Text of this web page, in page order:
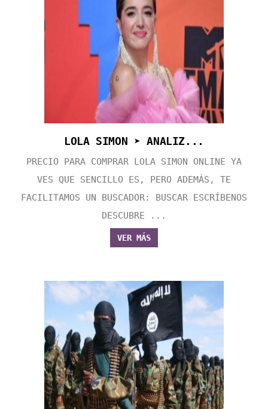
LOLA SIMON ➤ ANALIZ...
PRECIO PARA COMPRAR LOLA SIMON ONLINE YA
VES QUE SENCILLO ES, PERO ADEMÁS, TE
FACILITAMOS UN BUSCADOR: BUSCAR ESCRÍBENOS
DESCUBRE ...
VER MÁS